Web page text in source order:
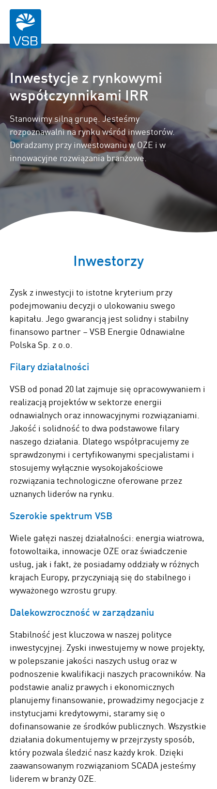
Inwestorzy
Inwestycje z rynkowymi
współczynnikami IRR
Stanowimy silną grupę. Jesteśmy
rozpoznawalni na rynku wśród inwestorów.
Doradzamy przy inwestowaniu w OZE i w
innowacyjne rozwiązania branżowe.
Zysk z inwestycji to istotne kryterium przy
podejmowaniu decyzji o ulokowaniu swego
kapitału. Jego gwarancją jest solidny i stabilny
finansowo partner – VSB Energie Odnawialne
Polska Sp. z o.o.
Filary działalności
VSB od ponad 20 lat zajmuje się opracowywaniem i
realizacją projektów w sektorze energii
odnawialnych oraz innowacyjnymi rozwiązaniami.
Jakość i solidność to dwa podstawowe filary
naszego działania. Dlatego współpracujemy ze
sprawdzonymi i certyfikowanymi specjalistami i
stosujemy wyłącznie wysokojakościowe
rozwiązania technologiczne oferowane przez
uznanych liderów na rynku.
Szerokie spektrum VSB
Wiele gałęzi naszej działalności: energia wiatrowa,
fotowoltaika, innowacje OZE oraz świadczenie
usług, jak i fakt, że posiadamy oddziały w różnych
krajach Europy, przyczyniają się do stabilnego i
wyważonego wzrostu grupy.
Dalekowzroczność w zarządzaniu
Stabilność jest kluczowa w naszej polityce
inwestycyjnej. Zyski inwestujemy w nowe projekty,
w polepszanie jakości naszych usług oraz w
podnoszenie kwalifikacji naszych pracowników. Na
podstawie analiz prawych i ekonomicznych
planujemy finansowanie, prowadzimy negocjacje z
instytucjami kredytowymi, staramy się o
dofinansowanie ze środków publicznych. Wszystkie
działania dokumentujemy w przejrzysty sposób,
który pozwala śledzić nasz każdy krok. Dzięki
zaawansowanym rozwiązaniom SCADA jesteśmy
liderem w branży OZE.